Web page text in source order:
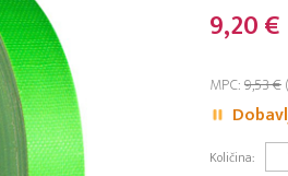
9,20 €
MPC:9,53 €
Količina: